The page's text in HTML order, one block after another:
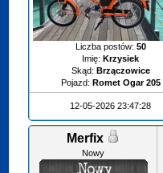
Liczba postów: 50
Imię: Krzysiek
Skąd: Brzączowice
Pojazd: Romet Ogar 205
12-05-2026 23:47:28
Merfix
Nowy